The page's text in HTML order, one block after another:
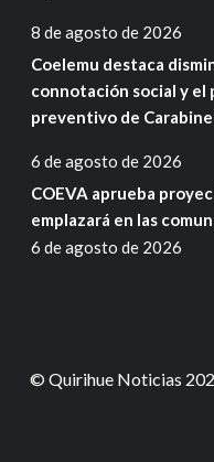
8 de agosto de 2026
Coelemu destaca
connotación social y
preventivo de
6 de agosto de 2026
COEVA aprueba
emplazará en las
6 de agosto de 2026